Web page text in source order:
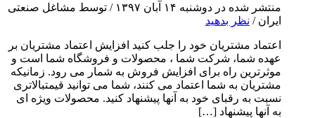
منتشر شده در دوشنبه ۱۴ آبان ۱۳۹۷ / توسط مشاغل صنعتی
ایران / نظر بدهید
اعتماد مشتریان خود را جلب کنید افزایش اعتماد مشتریان بر
عهده شما، شرکت شما ، محصولات و فروشگاه شما است و
موثرترین راه برای افزایش فروش به شمار می رود. زمانیکه
مشتریان به شما اعتماد می کنند، شما می توانید قیمتبالاتری
نسبت به رقبای خود به آنها پیشنهاد کنید. محصولات ویژه ای
به آنها پیشنهاد […]